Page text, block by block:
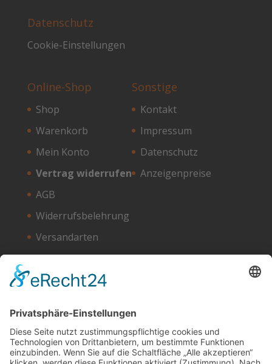
Datenschutz
Cookie-Einstellungen
Online-Shop
Shop
Warenkorb
Mein Konto
Vertrag widerrufen
AGB
Widerrufsbelehrung
Versandarten
Zahlungsarten
Sonstige
Kontakt
Impressum
Datenschutz
Anzeigenpreise